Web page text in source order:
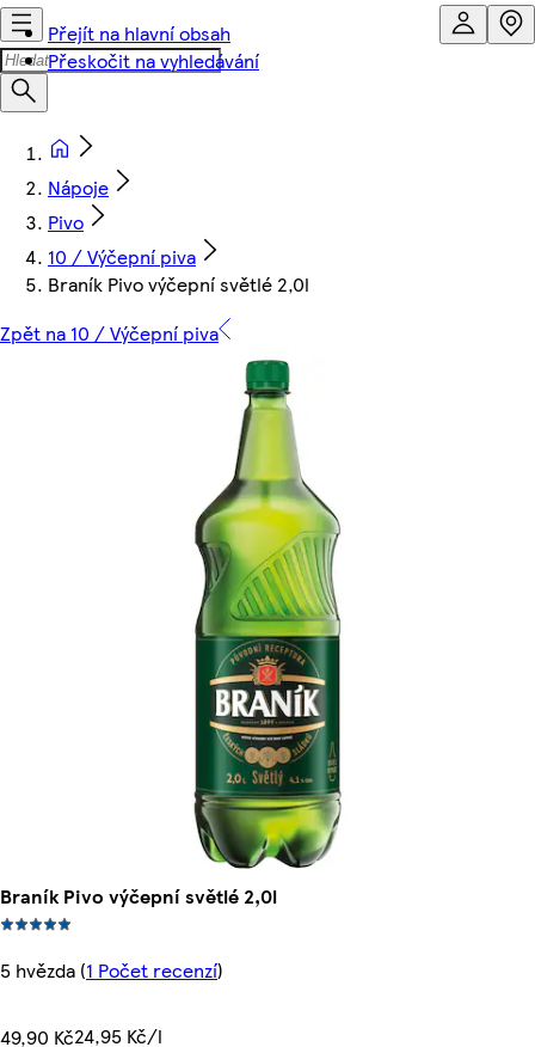
Přejít na hlavní obsah
Přeskočit na vyhledávání
Nápoje
Pivo
10 / Výčepní piva
Braník Pivo výčepní světlé 2,0l
Zpět na 10 / Výčepní piva
Braník Pivo výčepní světlé 2,0l
5 hvězda (1 Počet recenzí)
49,90 Kč24,95 Kč/l